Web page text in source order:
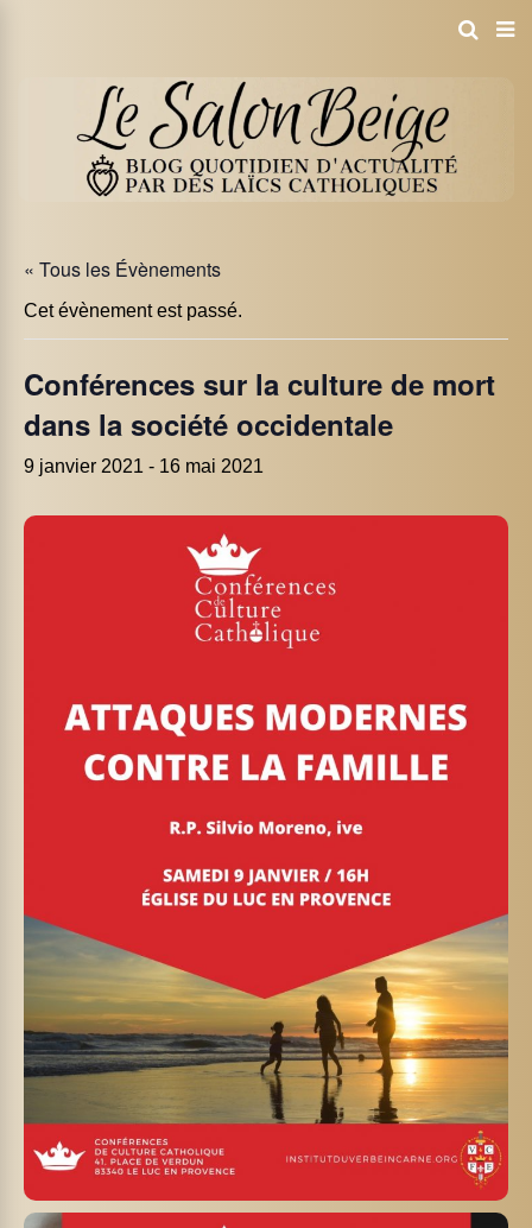
« Tous les Évènements
Cet évènement est passé.
Conférences sur la culture de mort
dans la société occidentale
9 janvier 2021 - 16 mai 2021